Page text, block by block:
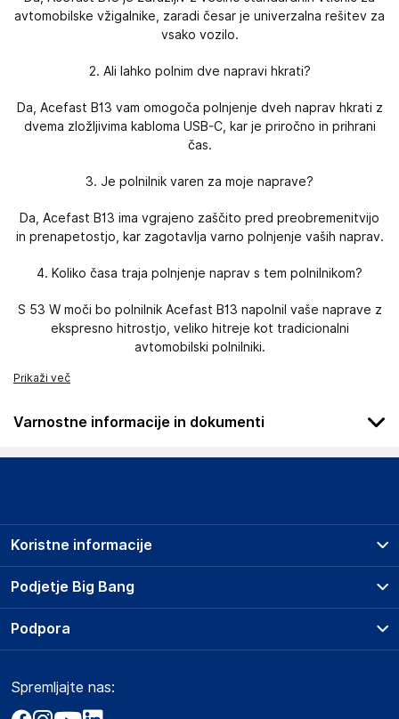
avtomobilske vžigalnike, zaradi česar je univerzalna rešitev za
vsako vozilo.
2. Ali lahko polnim dve napravi hkrati?
Da, Acefast B13 vam omogoča polnjenje dveh naprav hkrati z
dvema zložljivima kabloma USB-C, kar je priročno in prihrani
čas.
3. Je polnilnik varen za moje naprave?
Da, Acefast B13 ima vgrajeno zaščito pred preobremenitvijo
in prenapetostjo, kar zagotavlja varno polnjenje vaših naprav.
4. Koliko časa traja polnjenje naprav s tem polnilnikom?
S 53 W moči bo polnilnik Acefast B13 napolnil vaše naprave z
ekspresno hitrostjo, veliko hitreje kot tradicionalni
avtomobilski polnilniki.
Prikaži več
Varnostne informacije in dokumenti
Slike o varnosti izdelka
Podjetje Big Bang
O podjetju
Obvestila za javnost
Koristne informacije
Prodajna mesta
Storitve
Dostava, vnos in odvoz
Načini plačila
Podpora
Marketplace
Kako oddati naročilo?
Spremljajte nas: